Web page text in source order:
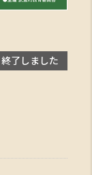
終了しました